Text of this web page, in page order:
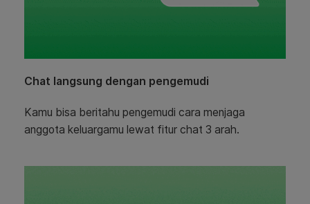
Chat langsung dengan pengemudi
Kamu bisa beritahu pengemudi cara menjaga
anggota keluargamu lewat fitur chat 3 arah.